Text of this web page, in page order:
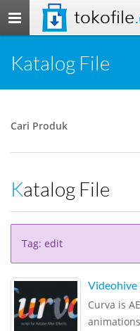
Toggle
navigation
tokofile
Katalog File
Cari Produk
Katalog File
Tag: edit
Videohive
Curva is